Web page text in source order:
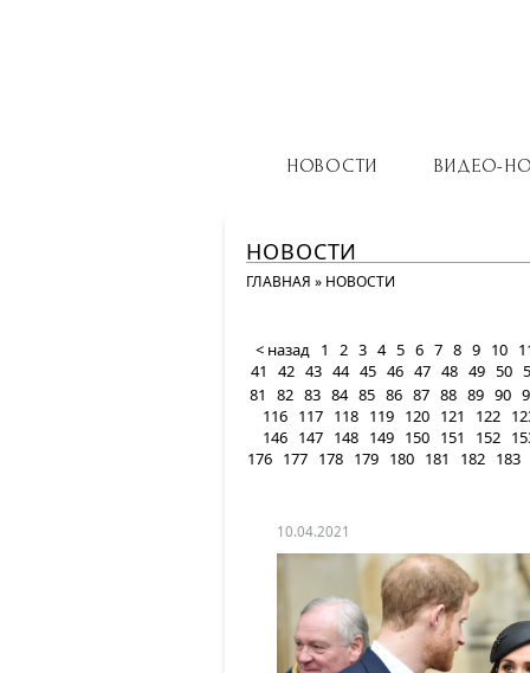
НОВОСТИ ВИДЕО-
НОВОСТИ
ГЛАВНАЯ » НОВОСТИ
< назад 1 2 3 4 5 6 7 8 9 10
41
42 43 44 45 46 47 48 49 50
81
82 83 84 85 86 87 88 89 90
116 117 118 119 120 121 122
146 147 148 149 150 151 152
176 177 178 179 180 181 182 183
10.04.2021